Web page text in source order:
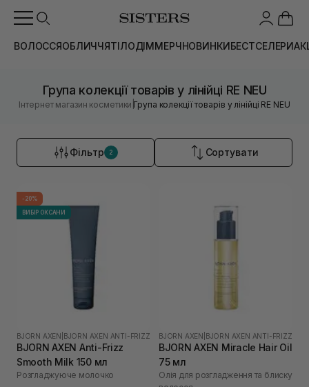
ВОЛОССЯОБЛИЧЧЯТІЛОДІММЕРЧНОВИНКИБЕСТСЕЛЕРИ
Група колекції товарів у лінійці RE NEU
Інтернет магазин косметики |Група колекції товарів у лінійці RE NEU
Фільтр 2 Сортувати
-20%
ВИБІР ОКСАНИ
BJORN AXEN BJORN AXEN ANTI-FRIZZ
BJORN AXEN Anti-Frizz
Smooth Milk 150 мл
Розгладжуюче молочко
BJORN AXEN BJORN AXEN ANTI-FRIZZ
BJORN AXEN Miracle Hair Oil
75 мл
Oлія для розгладження та блиску